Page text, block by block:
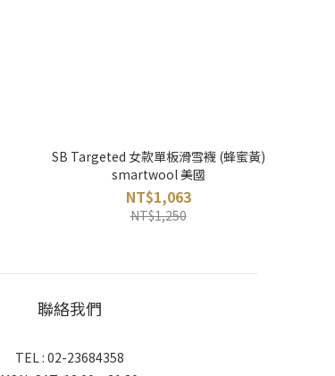
SB Targeted 女款單板滑雪襪 (蜂蜜黃)
smartwool 美國
NT$1,063
NT$1,250
聯絡我們
TEL : 02-23684358